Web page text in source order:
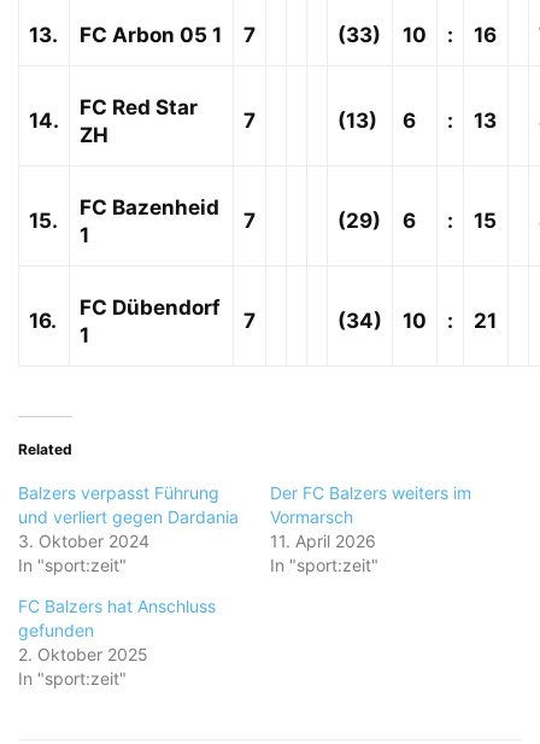
13. FC Arbon 05 1 7 (33) 10 : 16
14.
FC Red Star
ZH
7 (13) 6 : 13
15.
FC Bazenheid
1
7 (29) 6 : 15
16.
FC Dübendorf
1
7 (34) 10 : 21
Related
Balzers verpasst Führung
und verliert gegen Dardania
3. Oktober 2024
In "sport:zeit"
Der FC Balzers weiters im
Vormarsch
11. April 2026
In "sport:zeit"
FC Balzers hat Anschluss
gefunden
2. Oktober 2025
In "sport:zeit"